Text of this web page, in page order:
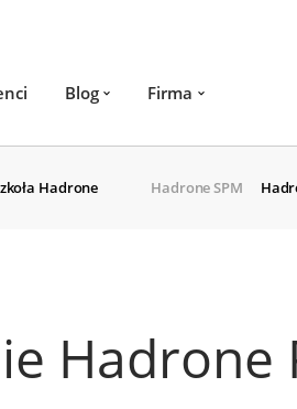
Blog Firma
Hadrone Hadrone SPM
Hadrone